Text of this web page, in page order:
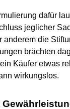
dafür
jeglicher
anderem die
brächten
Käufer etwas
wirkungslos.